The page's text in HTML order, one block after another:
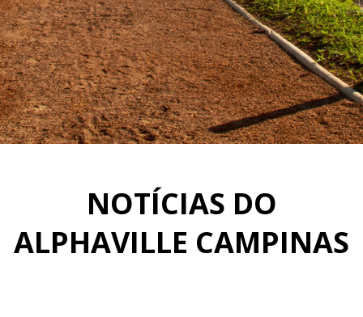
NOTÍCIAS DO
ALPHAVILLE CAMPINAS